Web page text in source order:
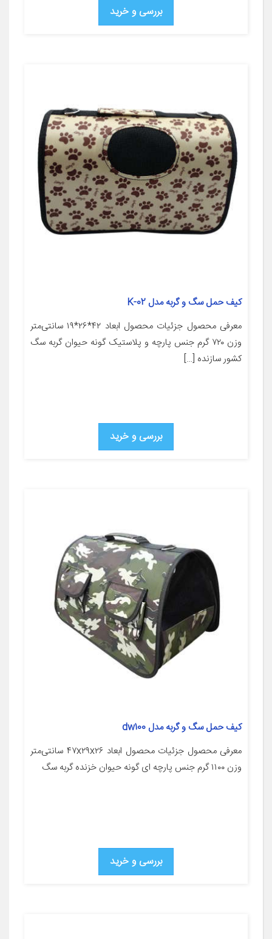
بررسی و خرید
کیف حمل سگ و گربه مدل K-02
معرفی محصول جزئیات محصول ابعاد ۴۲*۲۶*۱۹ سانتی‌متر
وزن ۷۲۰ گرم جنس پارچه و پلاستیک گونه حیوان گربه سگ
کشور سازنده […]
بررسی و خرید
کیف حمل سگ و گربه مدل dw100
معرفی محصول جزئیات محصول ابعاد ۴۷x۲۹x۲۶ سانتی‌متر
وزن ۱۱۰۰ گرم جنس پارچه ای گونه حیوان خزنده گربه سگ
بررسی و خرید